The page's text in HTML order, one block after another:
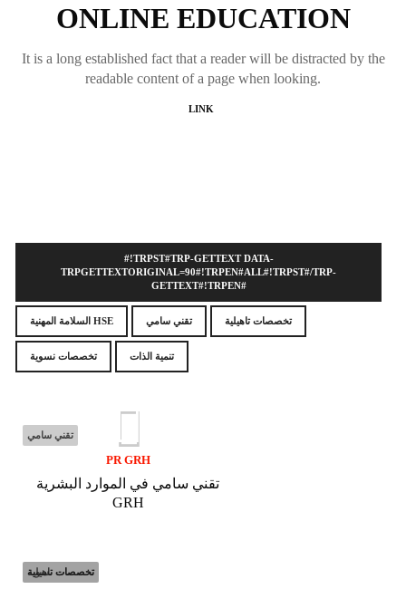
ONLINE EDUCATION
It is a long established fact that a reader will be distracted by the
readable content of a page when looking.
LINK
#!TRPST#TRP-GETTEXT DATA-
TRPGETTEXTORIGINAL=90#!TRPEN#ALL#!TRPST#/TRP-
GETTEXT#!TRPEN#
السلامة المهنية HSE تقني سامي تخصصات تاهيلية
تخصصات نسوية تنمية الذات
تقني سامي
PR GRH
تقني سامي في الموارد البشرية
GRH
تخصصات تاهيلية
تخصصات نسوية